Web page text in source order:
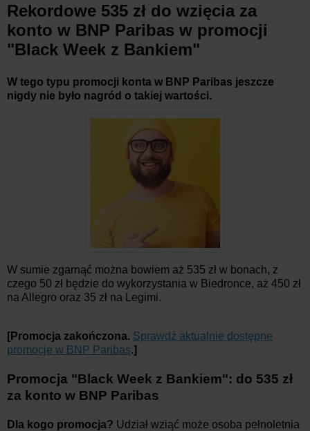
Rekordowe 535 zł do wzięcia za
konto w BNP Paribas w promocji
"Black Week z Bankiem"
W tego typu promocji konta w BNP Paribas jeszcze
nigdy nie było nagród o takiej wartości.
W sumie zgarnąć można bowiem aż 535 zł w bonach, z
czego 50 zł będzie do wykorzystania w Biedronce, aż 450 zł
na Allegro oraz 35 zł na Legimi.
[Promocja zakończona. Sprawdź aktualnie dostępne
promocje w BNP Paribas.]
Promocja "Black Week z Bankiem": do 535 zł
za konto w BNP Paribas
Dla kogo promocja? Udział wziąć może osoba pełnoletnia